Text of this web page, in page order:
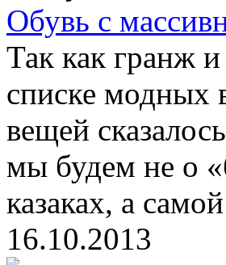
Обувь с
Так как гранж
списке модных
вещей
мы будем не о
казаках, а
16.10.2013